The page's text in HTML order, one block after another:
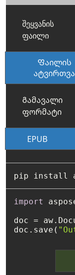
შეყვანის
ფაილი
Ფაილის
ატვირთვა
Გამავალი
ფორმატი
import
doc =
doc.save(